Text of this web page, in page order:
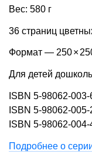
Вес: 580 г
36 страниц
Формат — 250×
Для детей
ISBN 5-98062-003-
ISBN 5-98062-005-
ISBN 5-98062-004-
Подробнее о